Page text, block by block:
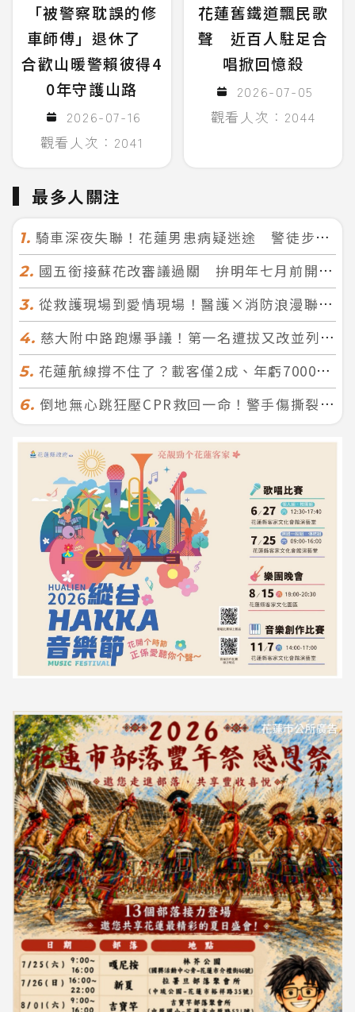
「被警察耽誤的修
車師傅」退休了
合歡山暖警賴彼得4
0年守護山路
2026-07-16
觀看人次：2041
花蓮舊鐵道飄民歌
聲 近百人駐足合
唱掀回憶殺
2026-07-05
觀看人次：2044
最多人關注
1. 騎車深夜失聯！花蓮男患病疑迷途 警徒步百米急尋救回一命
2. 國五銜接蘇花改審議過關 拚明年七月前開工！台北花蓮2小時生活圈成形
3. 從救護現場到愛情現場！醫護×消防浪漫聯誼 32人配對成功5對
4. 慈大附中路跑爆爭議！第一名遭拔又改並列 家長怒：難以接受
5. 花蓮航線撐不住了？載客僅2成、年虧7000萬 華信喊：真的快飛不下去
6. 倒地無心跳狂壓CPR救回一命！警手傷撕裂仍不放手 竟救到藝人何篤霖哥哥